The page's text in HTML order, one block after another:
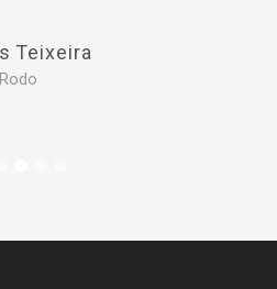
Teixeira